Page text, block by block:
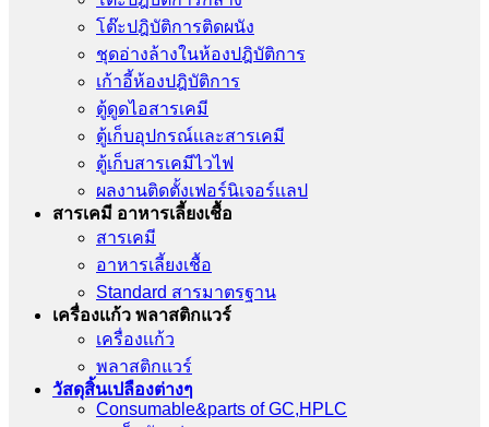
โต๊ะปฎิบัติการติดผนัง
ชุดอ่างล้างในห้องปฎิบัติการ
เก้าอี้ห้องปฎิบัติการ
ตู้ดูดไอสารเคมี
ตู้เก็บอุปกรณ์เเละสารเคมี
ตู้เก็บสารเคมีไวไฟ
ผลงานติดตั้งเฟอร์นิเจอร์เเลป
สารเคมี อาหารเลี้ยงเชื้อ
สารเคมี
อาหารเลี้ยงเชื้อ
Standard สารมาตรฐาน
เครื่องเเก้ว พลาสติกแวร์
เครื่องเเก้ว
พลาสติกแวร์
วัสดุสิ้นเปลืองต่างๆ
Consumable&parts of GC,HPLC